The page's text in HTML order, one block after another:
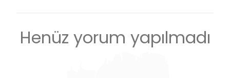
Henüz yorum yapılmadı